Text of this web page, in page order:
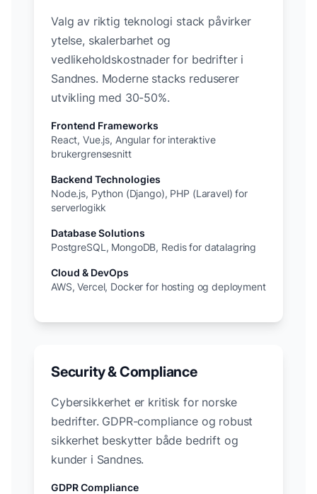
Valg av riktig teknologi stack påvirker
ytelse, skalerbarhet og
vedlikeholdskostnader for bedrifter i
Sandnes. Moderne stacks reduserer
utvikling med 30-50%.
Frontend Frameworks
React, Vue.js, Angular for interaktive
brukergrensesnitt
Backend Technologies
Node.js, Python (Django), PHP (Laravel) for
serverlogikk
Database Solutions
PostgreSQL, MongoDB, Redis for datalagring
Cloud & DevOps
AWS, Vercel, Docker for hosting og deployment
Security & Compliance
Cybersikkerhet er kritisk for norske
bedrifter. GDPR-compliance og robust
sikkerhet beskytter både bedrift og
kunder i Sandnes.
GDPR Compliance